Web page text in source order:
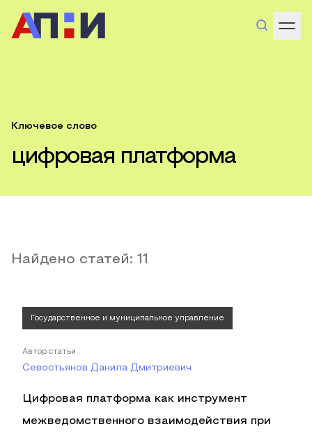
Ключевое слово
цифровая платформа
Найдено статей: 11
Государственное и муниципальное управление
Автор статьи
Севостьянов Данила Дмитриевич
Цифровая платформа как инструмент
межведомственного взаимодействия при